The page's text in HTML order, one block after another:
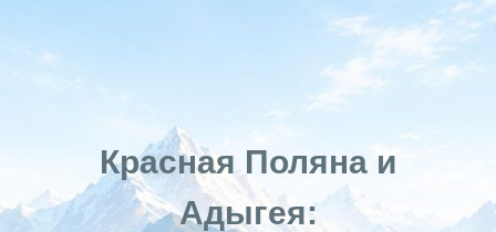
Красная Поляна и
Адыгея: